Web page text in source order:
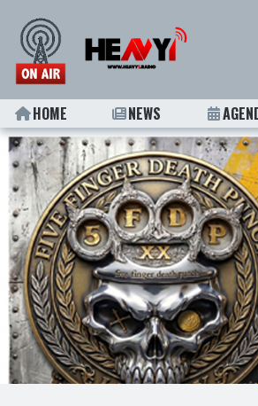
HOME NEWS